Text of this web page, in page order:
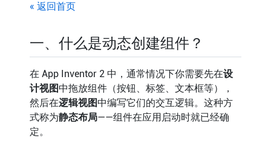
« 返回首页
一、什么是动态创建组件？
在 App Inventor 2 中，通常情况下你需要先在设
计视图中拖放组件（按钮、标签、文本框等），
然后在逻辑视图中编写它们的交互逻辑。这种方
式称为静态布局——组件在应用启动时就已经确
定。